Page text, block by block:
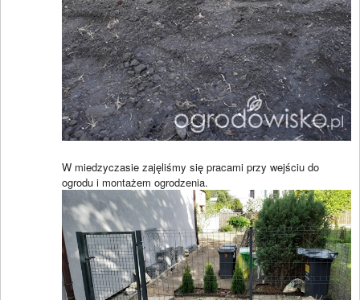
W miedzyczasie zajęliśmy się pracami przy wejściu do
ogrodu i montażem ogrodzenia.